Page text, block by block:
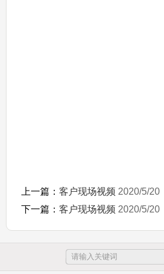
上一篇： 客户现场视频 2020/5/20
下一篇： 客户现场视频 2020/5/20